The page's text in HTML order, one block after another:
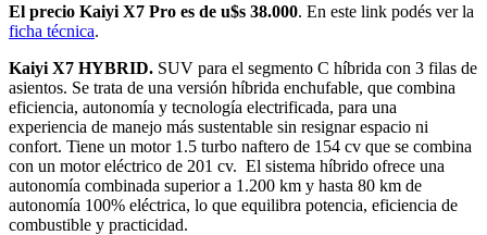
El precio Kaiyi X7 Pro es de u$s 38.000. En este link podés ver la
ficha técnica.
Kaiyi X7 HYBRID. SUV para el segmento C híbrida con 3 filas de
asientos. Se trata de una versión híbrida enchufable, que combina
eficiencia, autonomía y tecnología electrificada, para una
experiencia de manejo más sustentable sin resignar espacio ni
confort. Tiene un motor 1.5 turbo naftero de 154 cv que se combina
con un motor eléctrico de 201 cv. El sistema híbrido ofrece una
autonomía combinada superior a 1.200 km y hasta 80 km de
autonomía 100% eléctrica, lo que equilibra potencia, eficiencia de
combustible y practicidad.